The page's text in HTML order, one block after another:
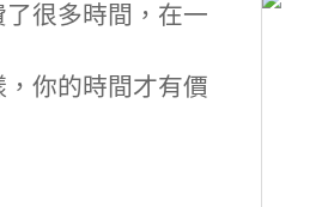
很多時間，在一
你的時間才有價